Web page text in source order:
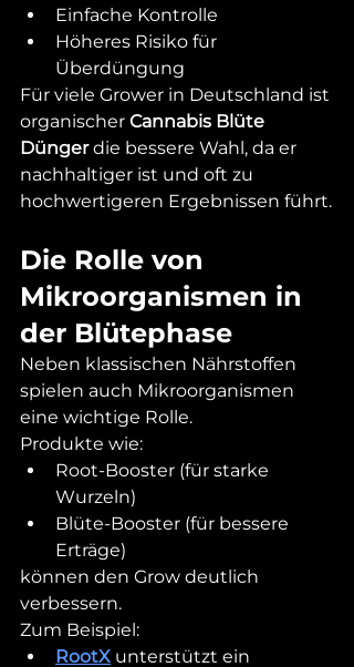
Einfache Kontrolle
Höheres Risiko für
Überdüngung
Für viele Grower in Deutschland ist
organischer Cannabis Blüte
Dünger die bessere Wahl, da er
nachhaltiger ist und oft zu
hochwertigeren Ergebnissen führt.
Die Rolle von
Mikroorganismen in
der Blütephase
Neben klassischen Nährstoffen
spielen auch Mikroorganismen
eine wichtige Rolle.
Produkte wie:
Root-Booster (für starke
Wurzeln)
Blüte-Booster (für bessere
Erträge)
können den Grow deutlich
verbessern.
Zum Beispiel:
RootX unterstützt ein